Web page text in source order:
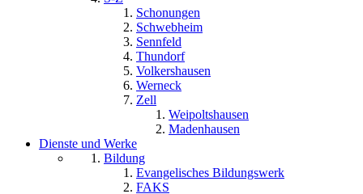
Schonungen
Schwebheim
Sennfeld
Thundorf
Volkershausen
Werneck
Zell
Weipoltshausen
Madenhausen
Dienste und Werke
Bildung
Evangelisches Bildungswerk
FAKS